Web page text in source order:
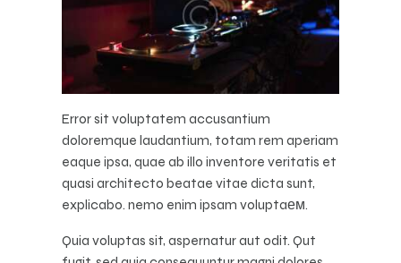
Error sit voluptatem accusantium
doloremque laudantium, totam rem aperiam
eaque ipsa, quae ab illo inventore veritatis et
quasi architecto beatae vitae dicta sunt,
explicabo. nemo enim ipsam voluptaем.
Quia voluptas sit, aspernatur aut odit. Qut